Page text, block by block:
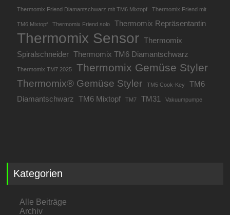
Thermomix Friend Diamantschwarz mit TM6 Mixtopf Thermomix Friend mit
TM6 Mixtopf Thermomix Friend solo Thermomix Repräsentantin
Thermomix Sensor Thermomix
Spiralschneider Thermomix TM6 Diamantschwarz
Thermomix TM7 2025 Thermomix Gemüse Styler
Thermomix® Gemüse Styler TM5 Cook-Key
TM6
Diamantschwarz
TM6 Mixtopf TM7 TM31 Vakuumpumpe
Kategorien
Alle Beiträge
Archiv